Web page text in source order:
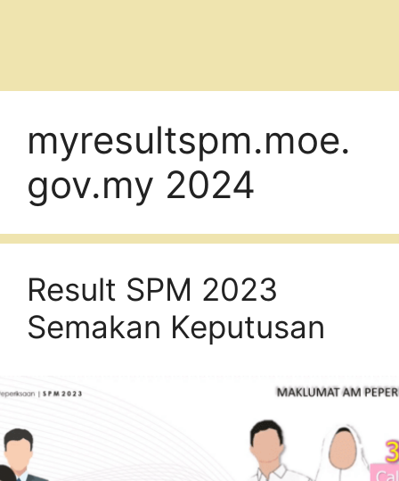
myresultspm.moe.
gov.my 2024
Result SPM 2023
Semakan Keputusan